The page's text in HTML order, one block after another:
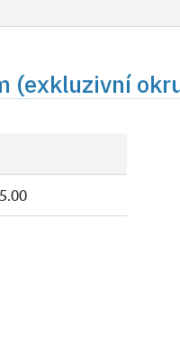
(exkluzivní